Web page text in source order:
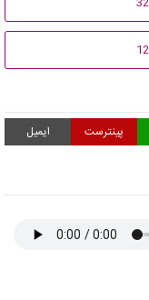
پینترست ایمیل